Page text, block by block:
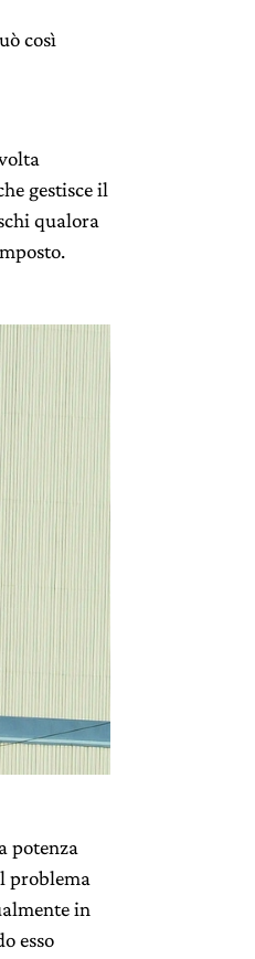
così
gestisce il
qualora
potenza
problema
in
esso